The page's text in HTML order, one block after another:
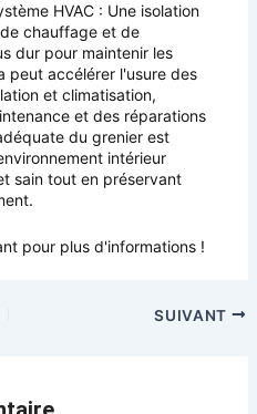
HVAC : Une isolation
chauffage et de
dur pour maintenir les
peut accélérer l'usure des
et climatisation,
et des réparations
du grenier est
intérieur
sain tout en préservant
pour plus d'informations !
SUIVANT